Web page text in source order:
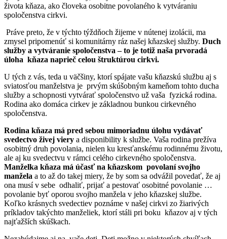
života kňaza, ako človeka osobitne povolaného k vytváraniu
spoločenstva cirkvi.
Práve preto, že v týchto týždňoch žijeme v nútenej izolácii, ma
zmysel pripomenúť si komunitárny ráz našej kňazskej služby. Duch
služby a vytváranie spoločenstva – to je totiž naša prvoradá
úloha kňaza naprieč celou štruktúrou cirkvi.
U tých z vás, teda u väčšiny, ktorí spájate vašu kňazskú službu aj s
sviatosťou manželstva je prvým skúšobným kameňom tohto ducha
služby a schopnosti vytvárať spoločenstvo už vaša fyzická rodina.
Rodina ako domáca cirkev je základnou bunkou cirkevného
spoločenstva.
Rodina kňaza má pred sebou mimoriadnu úlohu vydávať
svedectvo živej viery a disponibility k službe. Vaša rodina prežíva
osobitný druh povolania, nielen ku kresťanskému rodinnému životu,
ale aj ku svedectvu v rámci celého cirkevného spoločenstva.
Manželka kňaza má účasť na kňazskom povolaní svojho
manžela a to až do takej miery, že by som sa odvážil povedať, že aj
ona musí v sebe odhaliť, prijať a pestovať osobitné povolanie …
povolanie byť oporou svojho manžela v jeho kňazskej službe.
Koľko krásnych svedectiev poznáme v našej cirkvi zo žiarivých
príkladov takýchto manželiek, ktorí stáli pri boku kňazov aj v tých
najťažších skúškach.